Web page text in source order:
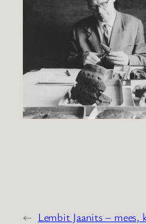
← Lembit Jaanits – mees,